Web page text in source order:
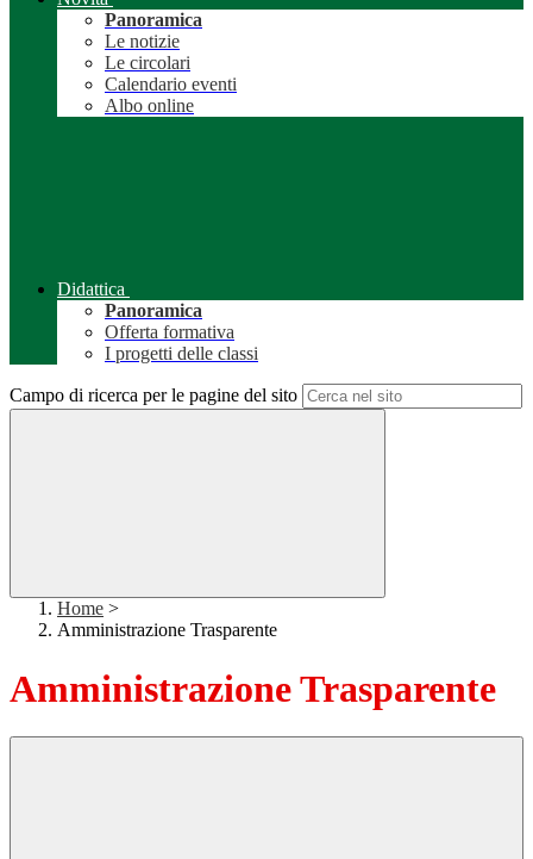
Panoramica
Le notizie
Le circolari
Calendario eventi
Albo online
Didattica
Panoramica
Offerta formativa
I progetti delle classi
Campo di ricerca per le pagine del sito
Home >
Amministrazione Trasparente
Amministrazione Trasparente